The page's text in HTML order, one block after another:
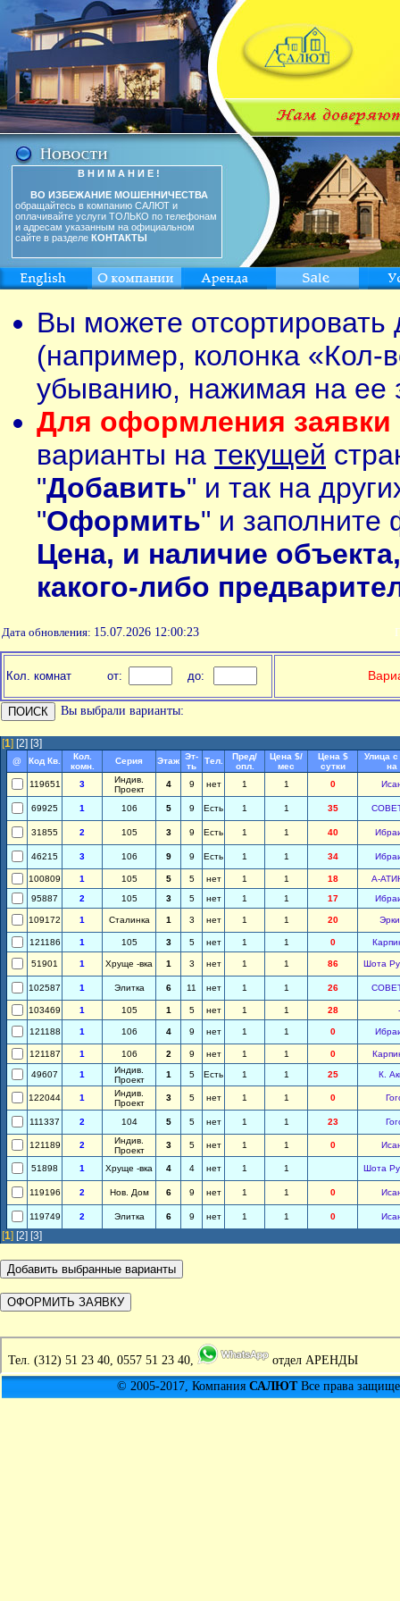
В Н И М А Н И Е !
ВО ИЗБЕЖАНИЕ МОШЕННИЧЕСТВА
обращайтесь в компанию САЛЮТ и
оплачивайте услуги ТОЛЬКО по телефонам
и адресам указанным на официальном
сайте в разделе КОНТАКТЫ
Вы можете
(например, колонка «Кол-
убыванию, нажимая на ее
Для оформления заявки
варианты на текущей
"Добавить" и так на
"Оформить" и заполните
Цена, и наличие
какого-либо
Дата обновления: 15.07.2026 12:00:23
Кол. комнат от: до:
Вы выбрали варианты:
[1] [2] [3]
@ Код Кв.
Кол.
комн.
Серия Этаж Эт-
ть
Тел.
Пред/
опл.
Цена $/
мес
Цена $
сутки
Улица
на
119651
3
Индив.
Проект
4 9 нет 1 1 0
69925 1 106 5 9 Есть 1 1 35
31855 2 105 3 9 Есть 1 1 40
46215 3 106 9 9 Есть 1 1 34
100809 1 105 5 5 нет 1 1 18
А-
95887
2 105 3 5 нет 1 1 17
109172 1 Сталинка 1 3 нет 1 1 20
121186 1 105 3 5 нет 1 1 0
51901 1 Хруще -вка 1 3 нет 1 1 86 Шота
102587 1 Элитка 6 11 нет 1 1 26
103469 1 105 1 5 нет 1 1 28 -
121188 1 106 4 9 нет 1 1 0
121187 1 106 2 9 нет 1 1 0
49607 1
Индив.
Проект
1 5 Есть 1 1 25 К.
122044 1
Индив.
Проект
3 5 нет 1 1 0
111337 2 104 5 5 нет 1 1 23
121189 2
Индив.
Проект
3 5 нет 1 1 0
51898 1 Хруще -вка 4 4 нет 1 1 Шота
119196 2 Нов. Дом 6 9 нет 1 1 0
119749 2 Элитка 6 9 нет 1 1 0
[1] [2] [3]
Тел. (312) 51 23 40, 0557 51 23 40,
отдел АРЕНДЫ
© 2005-2017, Компания САЛЮТВсе права